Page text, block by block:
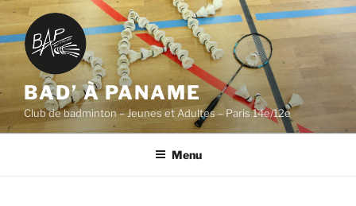
Aller
au
contenu
principal
BAD’ À PANAME
Club de badminton – Jeunes et Adultes – Paris 14e/12e
Menu